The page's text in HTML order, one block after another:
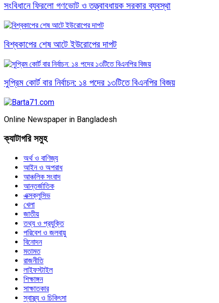
সংবিধানে ফিরলো গণভোট ও তত্ত্বাবধায়ক সরকার ব্যবস্থা
বিশ্বকাপের শেষ আটে ইউরোপের দাপট
সুপ্রিম কোর্ট বার নির্বাচন: ১৪ পদের ১৩টিতে বিএনপির বিজয়
Online Newspaper in Bangladesh
ক্যাটাগরি সমুহ
অর্থ ও বাণিজ্য
আইন ও অপরাধ
আঞ্চলিক সংবাদ
আন্তর্জাতিক
এক্সক্লুসিভ
খেলা
জাতীয়
তথ্য ও প্রযুক্তি
পরিবেশ ও জলবায়ু
বিনোদন
মতামত
রাজনীতি
লাইফস্টাইল
শিক্ষাঙ্গন
সাক্ষাতকার
স্বাস্থ্য ও চিকিৎসা